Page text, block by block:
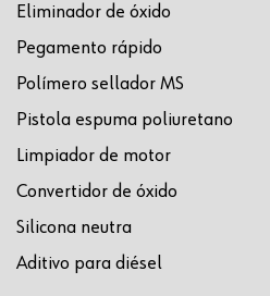
Eliminador de óxido
Pegamento rápido
Polímero sellador MS
Pistola espuma poliuretano
Limpiador de motor
Convertidor de óxido
Silicona neutra
Aditivo para diésel